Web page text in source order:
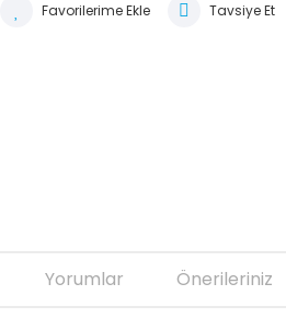
Tavsiye Et
Yorumlar Önerileriniz